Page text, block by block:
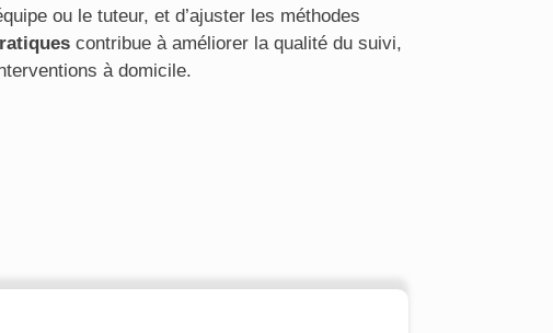
ou le tuteur, et d’ajuster les méthodes
contribue à améliorer la qualité du suivi,
à domicile.